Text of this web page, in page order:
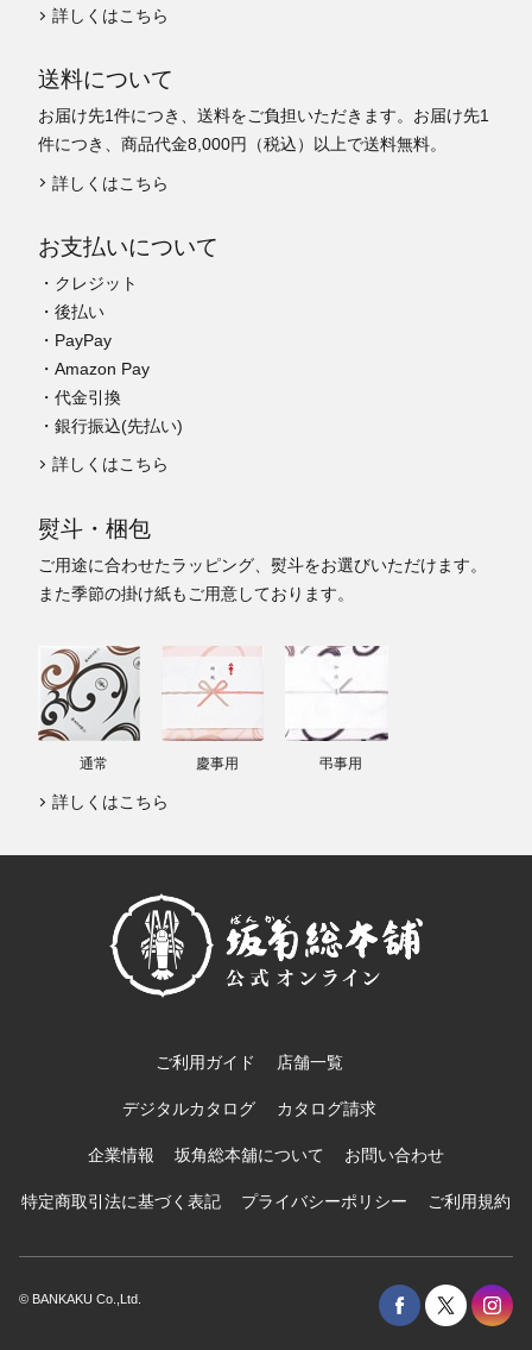
詳しくはこちら
送料について
お届け先1件につき、送料をご負担いただきます。お届け先1
件につき、商品代金8,000円（税込）以上で送料無料。
詳しくはこちら
お支払いについて
・クレジット
・後払い
・PayPay
・Amazon Pay
・代金引換
・銀行振込(先払い)
詳しくはこちら
熨斗・梱包
ご用途に合わせたラッピング、熨斗をお選びいただけます。
また季節の掛け紙もご用意しております。
通常 慶事用 弔事用
詳しくはこちら
ご利用ガイド 店舗一覧
デジタルカタログ カタログ請求
企業情報 坂角総本舖について お問い合わせ
特定商取引法に基づく表記 プライバシーポリシー ご利用規約
© BANKAKU Co.,Ltd.